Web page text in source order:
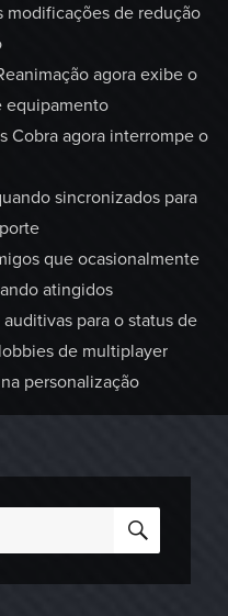
modificações de redução
agora exibe o
equipamento
Cobra agora interrompe o
sincronizados para
que ocasionalmente
atingidos
para o status de
de multiplayer
personalização